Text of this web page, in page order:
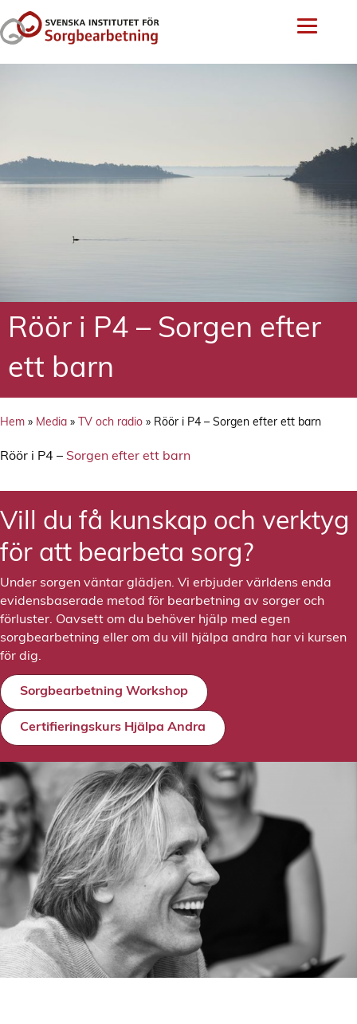
Röör i P4 – Sorgen efter
ett barn
Hem » Media » TV och radio » Röör i P4 – Sorgen efter ett barn
Röör i P4 – Sorgen efter ett barn
Vill du få kunskap och verktyg
för att bearbeta sorg?
Under sorgen väntar glädjen. Vi erbjuder världens enda
evidensbaserade metod för bearbetning av sorger och
förluster. Oavsett om du behöver hjälp med egen
sorgbearbetning eller om du vill hjälpa andra har vi kursen
för dig.
Sorgbearbetning Workshop
Certifieringskurs Hjälpa Andra